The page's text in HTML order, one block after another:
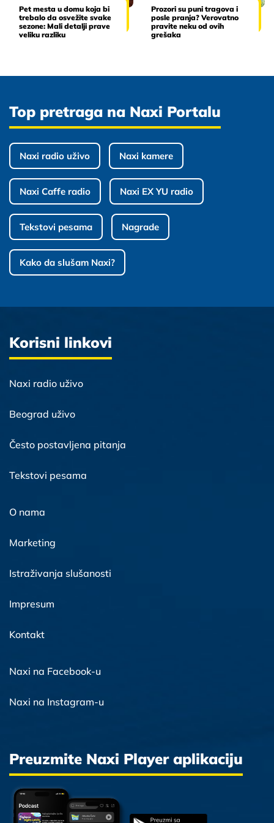
Pet mesta u domu koja bi
trebalo da osvežite svake
sezone: Mali detalji prave
veliku razliku
Prozori su puni tragova i
posle pranja? Verovatno
pravite neku od ovih
grešaka
Top pretraga na Naxi Portalu
Naxi radio uživo Naxi kamere
Naxi Caffe radio Naxi EX YU radio
Tekstovi pesama Nagrade
Kako da slušam Naxi?
Korisni linkovi
Naxi radio uživo
Beograd uživo
Često postavljena pitanja
Tekstovi pesama
O nama
Marketing
Istraživanja slušanosti
Impresum
Kontakt
Naxi na Facebook-u
Naxi na Instagram-u
Preuzmite Naxi Player aplikaciju